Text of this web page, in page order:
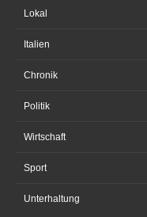
Lokal
Italien
Chronik
Politik
Wirtschaft
Sport
Unterhaltung